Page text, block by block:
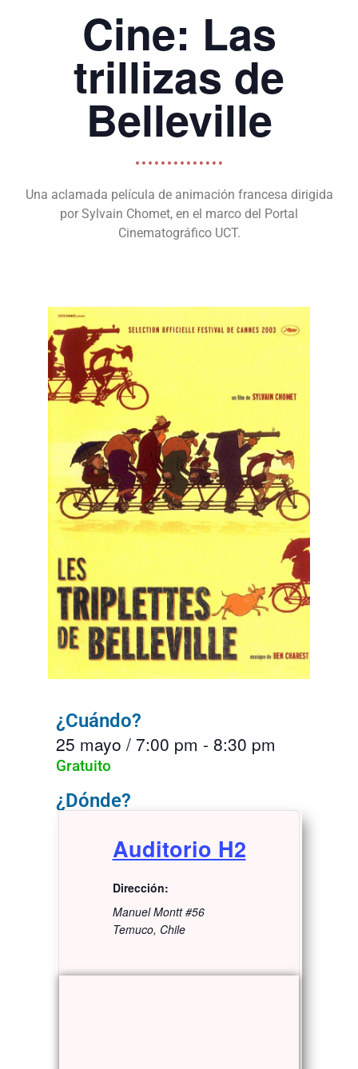
Cine: Las
trillizas de
Belleville
Una aclamada película de animación francesa dirigida
por Sylvain Chomet, en el marco del Portal
Cinematográfico UCT.
¿Cuándo?
25 mayo / 7:00 pm - 8:30 pm
Gratuito
¿Dónde?
Auditorio H2
Dirección:
Manuel Montt #56
Temuco, Chile